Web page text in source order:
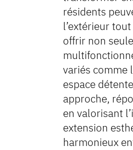
résidents
l’extérieur
offrir non
variés comme
espace
approche,
en valorisant
extension
harmonieux